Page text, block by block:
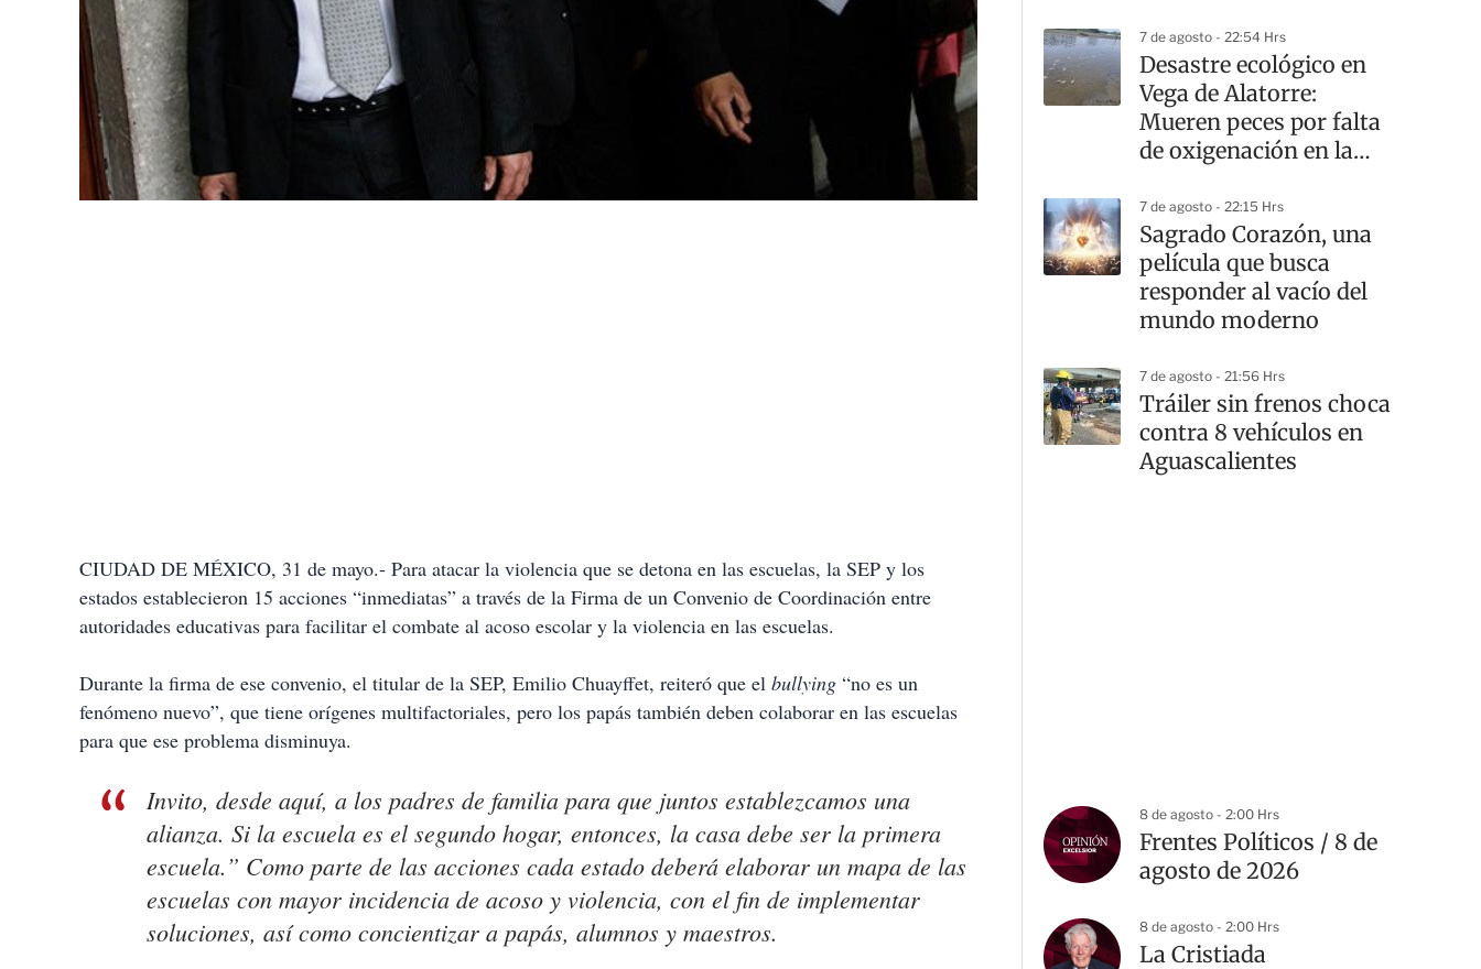
CIUDAD DE MÉXICO, 31 de mayo.- Para atacar la violencia que se detona en las escuelas, la SEP y los
estados establecieron 15 acciones “inmediatas” a través de la Firma de un Convenio de Coordinación entre
autoridades educativas para facilitar el combate al acoso escolar y la violencia en las escuelas.
Durante la firma de ese convenio, el titular de la SEP, Emilio Chuayffet, reiteró que el bullying “no es un
fenómeno nuevo”, que tiene orígenes multifactoriales, pero los papás también deben colaborar en las escuelas
para que ese problema disminuya.
Invito, desde aquí, a los padres de familia para que juntos establezcamos una
alianza. Si la escuela es el segundo hogar, entonces, la casa debe ser la primera
escuela.” Como parte de las acciones cada estado deberá elaborar un mapa de las
escuelas con mayor incidencia de acoso y violencia, con el fin de implementar
soluciones, así como concientizar a papás, alumnos y maestros.
7 de agosto - 22:54 Hrs
Desastre ecológico en
Vega de Alatorre:
Mueren peces por falta
de oxigenación en la
7 de agosto - 22:15 Hrs
Sagrado Corazón, una
película que busca
responder al vacío del
mundo moderno
7 de agosto - 21:56 Hrs
Tráiler sin frenos choca
contra 8 vehículos en
Aguascalientes
8 de agosto - 2:00 Hrs
Frentes Políticos / 8 de
agosto de 2026
8 de agosto - 2:00 Hrs
La Cristiada